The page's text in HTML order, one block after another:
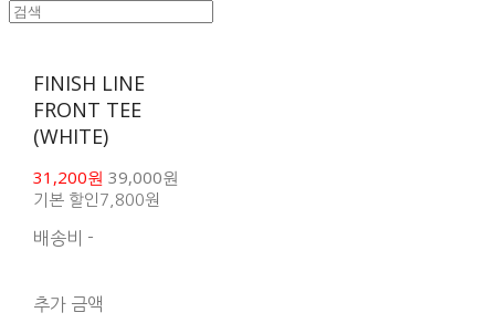
FINISH LINE
FRONT TEE
(WHITE)
31,200원 39,000원
기본 할인 7,800원
배송비 -
추가 금액